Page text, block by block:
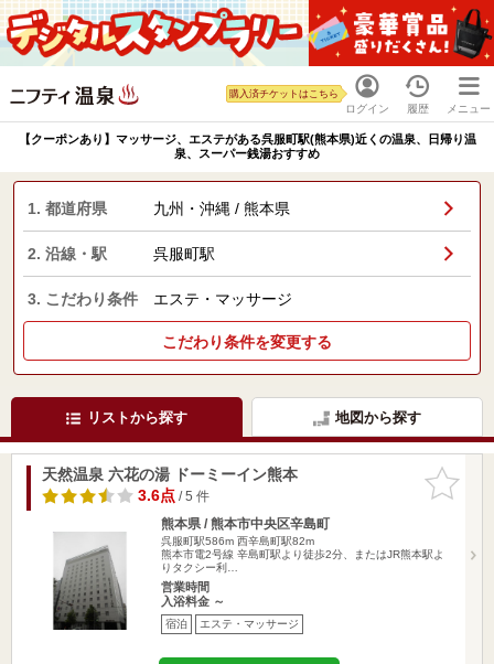
ログイン
購入済チケットはこちら
履歴 メニュー
【クーポンあり】マッサージ、エステがある呉服町駅(熊本県)近くの温泉、日帰り温
泉、スーパー銭湯おすすめ
1. 都道府県 九州・沖縄 / 熊本県
2. 沿線・駅 呉服町駅
3. こだわり条件 エステ・マッサージ
こだわり条件を変更する
リストから探す 地図から探す
お気に入
りに追加
天然温泉 六花の湯 ドーミーイン熊本
3.6点/ 5 件
熊本県 / 熊本市中央区辛島町
呉服町駅586m 西辛島町駅82m
熊本市電2号線 辛島町駅より徒歩2分、またはJR熊本駅よ
りタクシー利…
営業時間
入浴料金 ～
宿泊 エステ・マッサージ